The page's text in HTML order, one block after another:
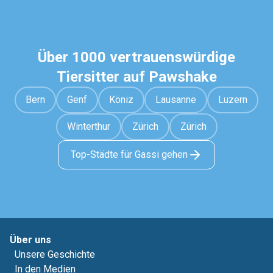
Über 1000 vertrauenswürdige
Tiersitter auf Pawshake
Bern Genf Köniz Lausanne Luzern
Winterthur Zürich Zürich
Top-Städte für Gassi gehen
Über uns
Unsere Geschichte
In den Medien